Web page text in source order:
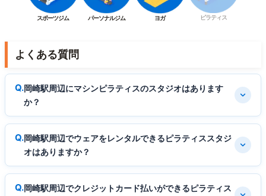
スポーツジム パーソナルジム ヨガ ピラティス
よくある質問
岡崎駅周辺にマシンピラティスのスタジオはあります
か？
岡崎駅周辺でウェアをレンタルできるピラティススタジ
オはありますか？
岡崎駅周辺でクレジットカード払いができるピラティス